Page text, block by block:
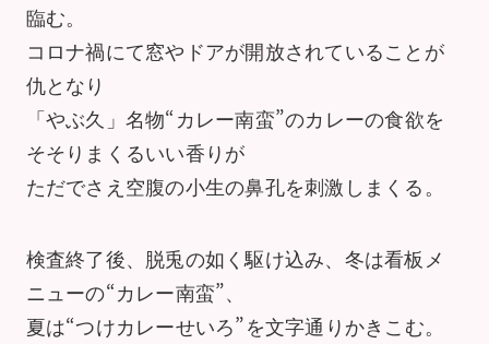
臨む。
コロナ禍にて窓やドアが開放されていることが
仇となり
「やぶ久」名物“カレー南蛮”のカレーの食欲を
そそりまくるいい香りが
ただでさえ空腹の小生の鼻孔を刺激しまくる。
検査終了後、脱兎の如く駆け込み、冬は看板メ
ニューの“カレー南蛮”、
夏は“つけカレーせいろ”を文字通りかきこむ。